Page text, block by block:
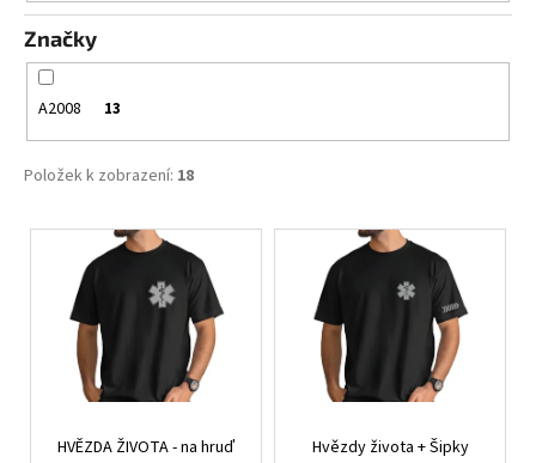
t
ů
Značky
A2008 13
Položek k zobrazení: 18
V
HVĚZDA ŽIVOTA - na hruď
Hvězdy života + Šipky
a
j
HLEDAT